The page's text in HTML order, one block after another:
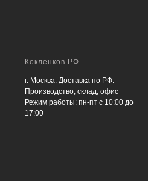
Кокленков.РФ
г. Москва. Доставка по РФ.
Производство, склад, офис
Режим работы: пн-пт с 10:00 до
17:00